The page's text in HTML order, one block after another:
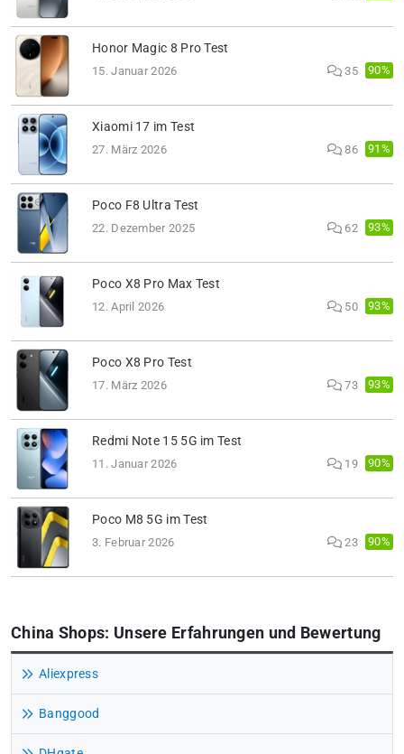
Honor Magic 8 Pro Test
15. Januar 2026 35 90%
Xiaomi 17 im Test
27. März 2026 86 91%
Poco F8 Ultra Test
22. Dezember 2025 62 93%
Poco X8 Pro Max Test
12. April 2026 50 93%
Poco X8 Pro Test
17. März 2026 73 93%
Redmi Note 15 5G im Test
11. Januar 2026 19 90%
Poco M8 5G im Test
3. Februar 2026 23 90%
China Shops: Unsere Erfahrungen und Bewertung
Aliexpress
Banggood